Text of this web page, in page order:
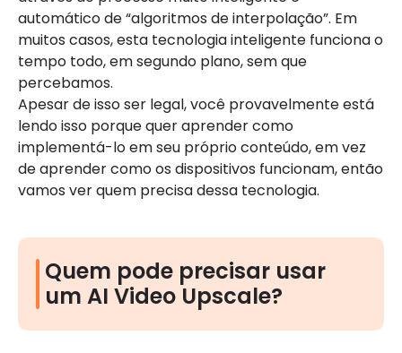
automático de “algoritmos de interpolação”. Em
muitos casos, esta tecnologia inteligente funciona o
tempo todo, em segundo plano, sem que
percebamos.
Apesar de isso ser legal, você provavelmente está
lendo isso porque quer aprender como
implementá-lo em seu próprio conteúdo, em vez
de aprender como os dispositivos funcionam, então
vamos ver quem precisa dessa tecnologia.
Quem pode precisar usar
um AI Video Upscale?